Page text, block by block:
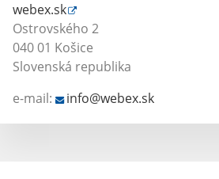
webex.sk
Ostrovského 2
040 01 Košice
Slovenská republika
e-mail:
info@webex.sk